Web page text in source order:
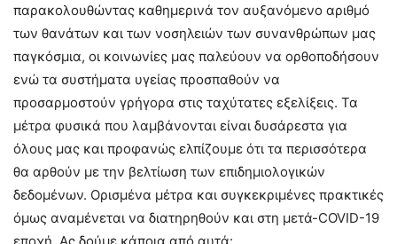
παρακολουθώντας καθημερινά τον αυξανόμενο αριθμό
των θανάτων και των νοσηλειών των συνανθρώπων μας
παγκόσμια, οι κοινωνίες μας παλεύουν να ορθοποδήσουν
ενώ τα συστήματα υγείας προσπαθούν να
προσαρμοστούν γρήγορα στις ταχύτατες εξελίξεις. Τα
μέτρα φυσικά που λαμβάνονται είναι δυσάρεστα για
όλους μας και προφανώς ελπίζουμε ότι τα περισσότερα
θα αρθούν με την βελτίωση των επιδημιολογικών
δεδομένων. Ορισμένα μέτρα και συγκεκριμένες πρακτικές
όμως αναμένεται να διατηρηθούν και στη μετά-COVID-19